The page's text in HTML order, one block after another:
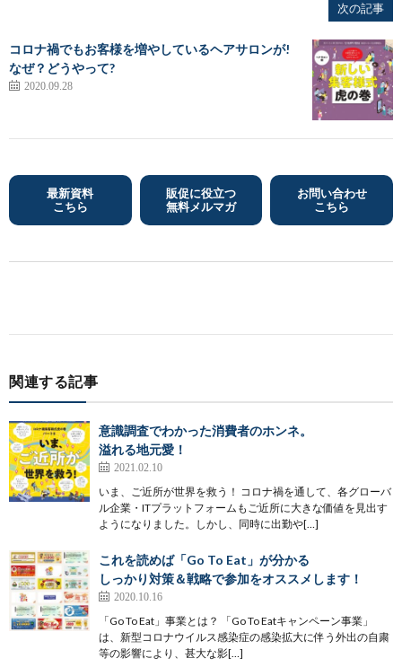
次の記事
コロナ禍でもお客様を増やしているヘアサロンが!
なぜ？どうやって?
2020.09.28
最新資料
こちら
販促に役立つ
無料メルマガ
お問い合わせ
こちら
関連する記事
意識調査でわかった消費者のホンネ。
溢れる地元愛！
2021.02.10
いま、ご近所が世界を救う！ コロナ禍を通して、各グローバ
ル企業・ITプラットフォームもご近所に大きな価値を見出す
ようになりました。しかし、同時に出勤や[…]
これを読めば「Go To Eat」が分かる
しっかり対策＆戦略で参加をオススメします！
2020.10.16
「Go To Eat」事業とは？ 「Go To Eatキャンペーン事業」
は、新型コロナウイルス感染症の感染拡大に伴う外出の自粛
等の影響により、甚大な影[…]